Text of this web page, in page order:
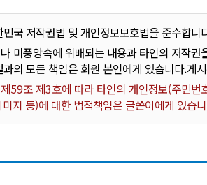
국 저작권법 및 개인정보보호법을 준수합니
미풍양속에 위배되는 내용과 타인의 저작
의 모든 책임은 회원 본인에게 있습니다.게
59조 제3호에 따라 타인의 개인정보(주민
지 등)에 대한 법적책임은 글쓴이에게 있습